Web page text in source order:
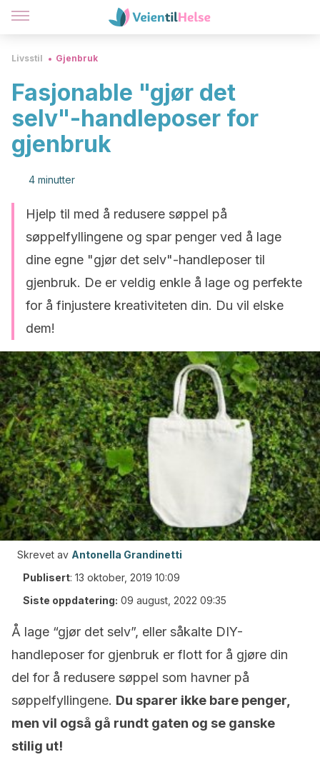
Livsstil Gjenbruk
Fasjonable "gjør det
selv"-handleposer for
gjenbruk
4 minutter
Hjelp til med å redusere søppel på
søppelfyllingene og spar penger ved å lage
dine egne "gjør det selv"-handleposer til
gjenbruk. De er veldig enkle å lage og perfekte
for å finjustere kreativiteten din. Du vil elske
dem!
Skrevet av Antonella Grandinetti
Publisert: 13 oktober, 2019 10:09
Siste oppdatering: 09 august, 2022 09:35
Å lage “gjør det selv”, eller såkalte DIY-
handleposer for gjenbruk er flott for å gjøre din
del for å redusere søppel som havner på
søppelfyllingene. Du sparer ikke bare penger,
men vil også gå rundt gaten og se ganske
stilig ut!